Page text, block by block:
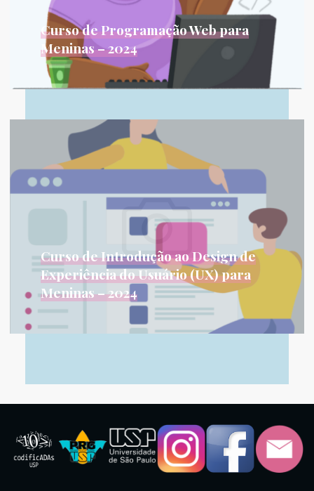
Curso de Programação Web para
Meninas – 2024
Sobre o Curso Quando pensamos na internet,
Leia Mais...
Curso de Introdução ao Design de
Experiência do Usuário (UX) para
Meninas – 2024
Nos cursos de Bacharelado em Ciência da